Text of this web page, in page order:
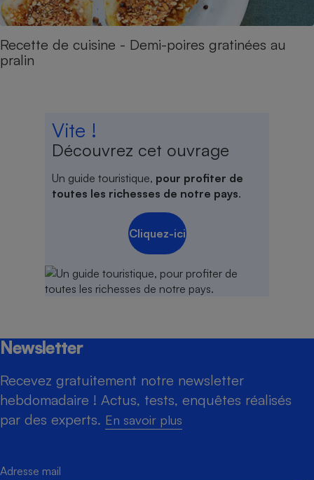
Recette de cuisine - Demi-poires gratinées au
pralin
Vite !
Découvrez cet ouvrage
Un guide touristique, pour profiter de
toutes les richesses de notre pays.
Cliquez-ici
Newsletter
Recevez gratuitement notre newsletter
hebdomadaire ! Actus, tests, enquêtes réalisés
par des experts. En savoir plus
Adresse mail